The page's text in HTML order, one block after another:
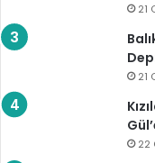
21
21
22